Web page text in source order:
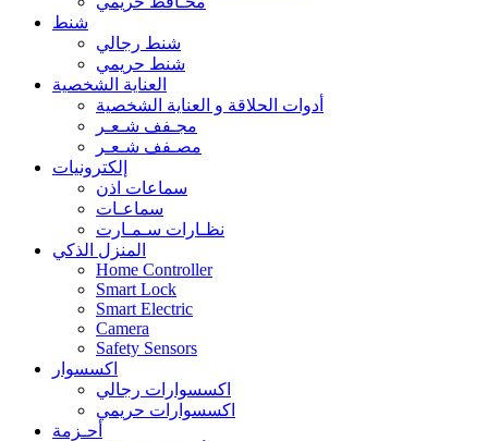
شنط
شنط رجالي
شنط حريمي
العناية الشخصية
أدوات الحلاقة و العناية الشخصية
مجـفف شـعـر
مصـفف شـعـر
إلكترونيات
سماعات اذن
سماعـات
نظـارات سـمـارت
المنزل الذكي
Home Controller
Smart Lock
Smart Electric
Camera
Safety Sensors
اكسسوار
اكسسوارات رجالي
اكسسوارات حريمي
أحـزمة